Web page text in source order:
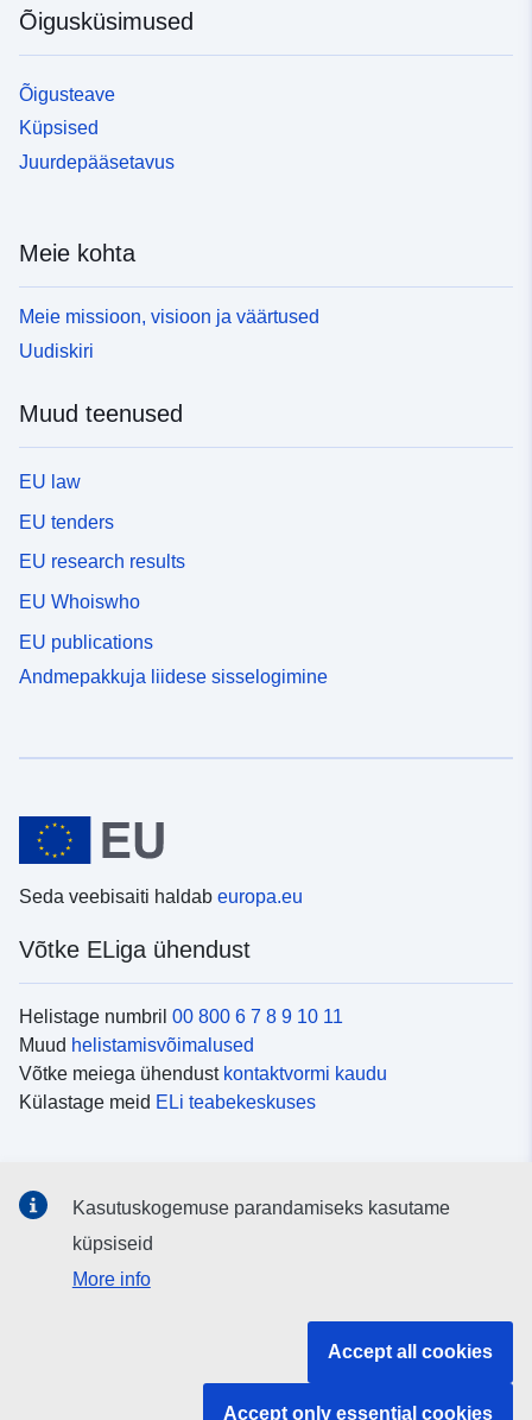
Õigusküsimused
Õigusteave
Küpsised
Juurdepääsetavus
Meie kohta
Meie missioon, visioon ja väärtused
Uudiskiri
Muud teenused
EU law
EU tenders
EU research results
EU Whoiswho
EU publications
Andmepakkuja liidese sisselogimine
Seda veebisaiti haldab europa.eu
Võtke ELiga ühendust
Helistage numbril 00 800 6 7 8 9 10 11
Muud helistamisvõimalused
Võtke meiega ühendust kontaktvormi kaudu
Külastage meid ELi teabekeskuses
Otsige ELi teavet
ELi institutsioonid ja asutused
Kasutuskogemuse parandamiseks kasutame
küpsiseid
More info
Accept all cookies
Accept only essential cookies